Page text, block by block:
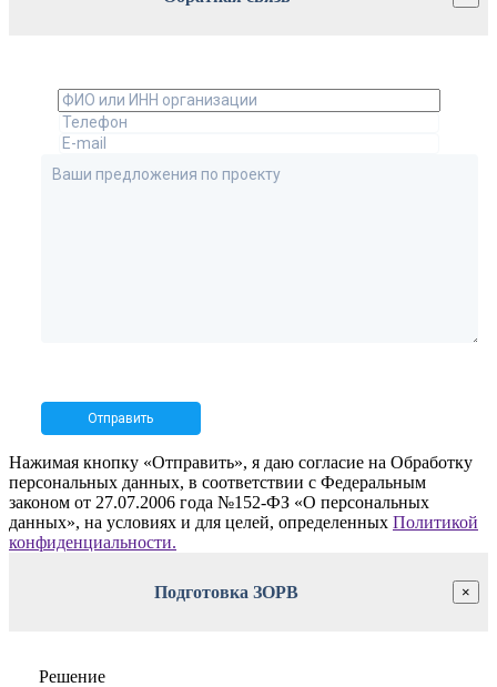
Нажимая кнопку «Отправить», я даю согласие на Обработку
персональных данных, в соответствии с Федеральным
законом от 27.07.2006 года №152-ФЗ «О персональных
данных», на условиях и для целей, определенных Политикой
конфиденциальности.
Подготовка ЗОРВ ×
Решение